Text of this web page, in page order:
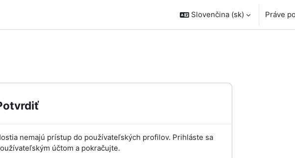
Slovenčina ‎(sk)‎ Práve
nemajú prístup do používateľských profilov. Prihláste sa
účtom a pokračujte.